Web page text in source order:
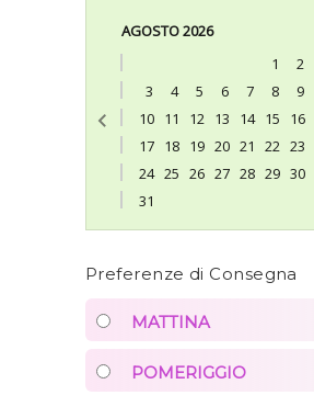
AGOSTO 2026
1
2
3
4 5 6 7 8
9
10 11 12 13 14 15
16
17 18 19 20 21 22 23
24 25 26 27 28 29 30
31
Preferenze di Consegna
MATTINA
POMERIGGIO